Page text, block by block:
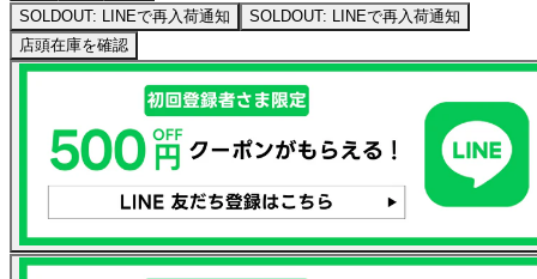
SOLDOUT: LINEで再入荷通知
SOLDOUT: LINEで再入荷通知
店頭在庫を確認